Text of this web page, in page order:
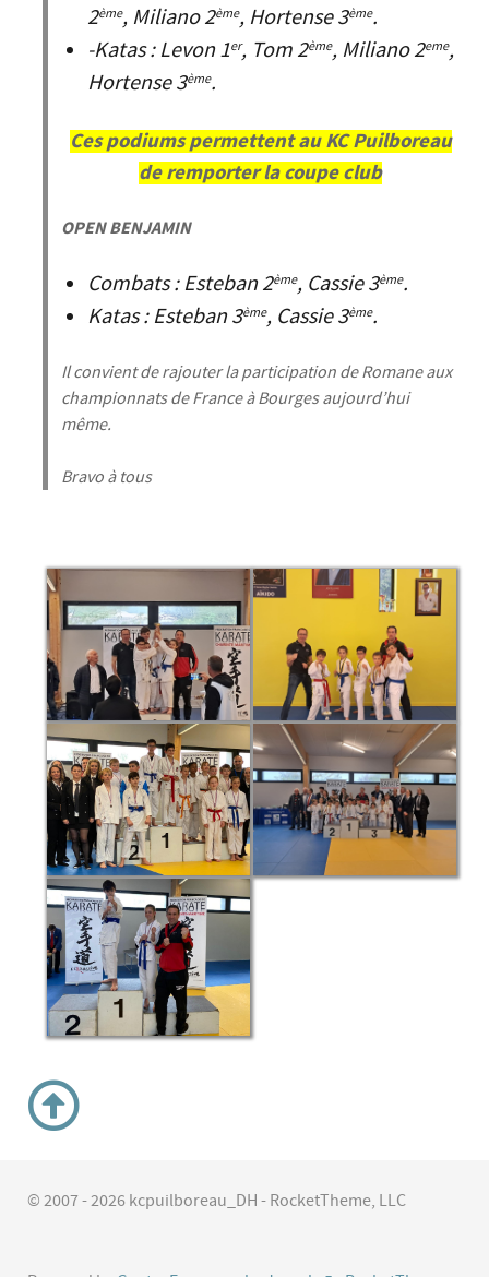
2ème, Miliano 2ème, Hortense 3ème.
-Katas : Levon 1er, Tom 2ème, Miliano 2eme,
Hortense 3ème.
Ces podiums permettent au KC Puilboreau
de remporter la coupe club
OPEN BENJAMIN
Combats : Esteban 2ème, Cassie 3ème.
Katas : Esteban 3ème, Cassie 3ème.
Il convient de rajouter la participation de Romane aux
championnats de France à Bourges aujourd’hui
même.
Bravo à tous
© 2007 - 2026 kcpuilboreau_DH - RocketTheme, LLC